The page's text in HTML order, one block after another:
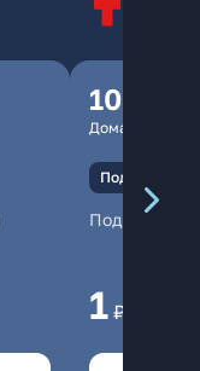
100
Домашний
Подключение
1 ₽/мес